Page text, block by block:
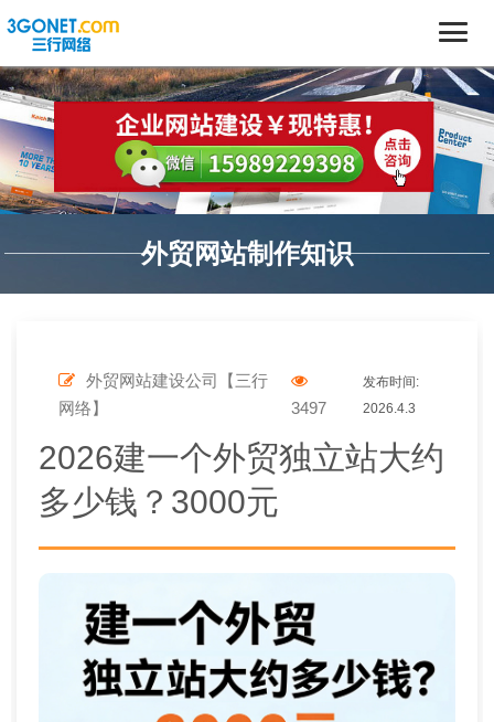
外贸网站制作知识
外贸网站建设公司【三行
网络】
3497
发布时间:
2026.4.3
2026建一个外贸独立站大约
多少钱？3000元